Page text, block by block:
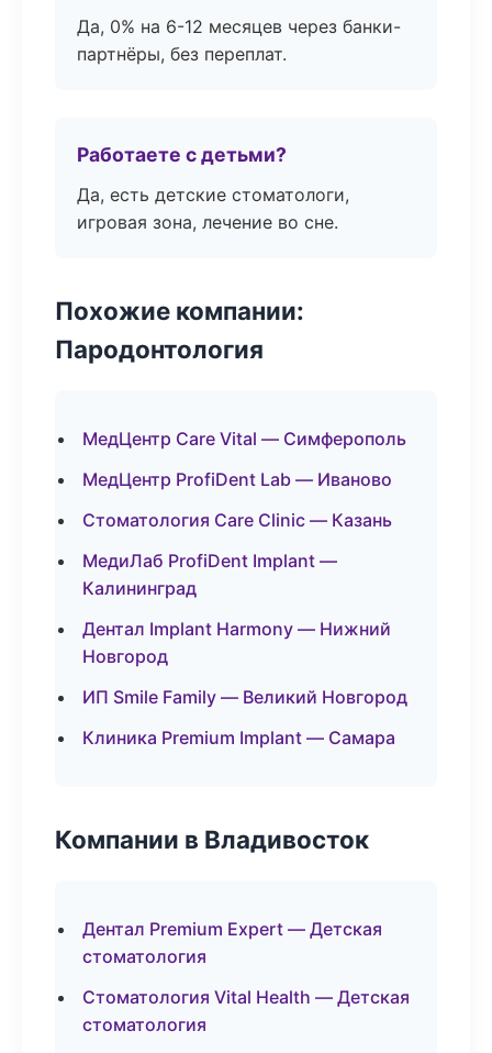
Да, 0% на 6-12 месяцев через банки-
партнёры, без переплат.
Работаете с детьми?
Да, есть детские стоматологи,
игровая зона, лечение во сне.
Похожие компании:
Пародонтология
МедЦентр Care Vital — Симферополь
МедЦентр ProfiDent Lab — Иваново
Стоматология Care Clinic — Казань
МедиЛаб ProfiDent Implant —
Калининград
Дентал Implant Harmony — Нижний
Новгород
ИП Smile Family — Великий Новгород
Клиника Premium Implant — Самара
Компании в Владивосток
Дентал Premium Expert — Детская
стоматология
Стоматология Vital Health — Детская
стоматология